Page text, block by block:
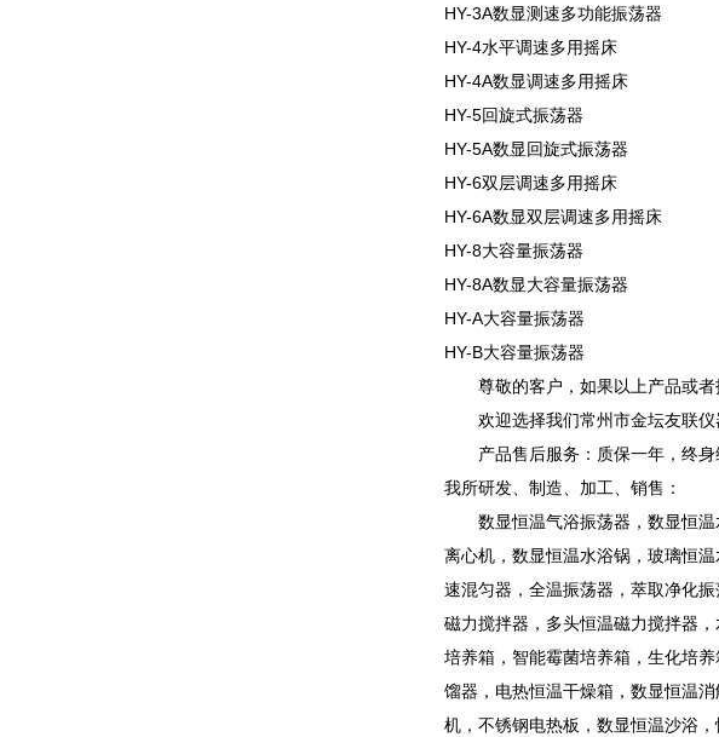
HY-3A数显测速多功能振荡器
HY-4水平调速多用摇床
HY-4A数显调速多用摇床
HY-5回旋式振荡器
HY-5A数显回旋式振荡器
HY-6双层调速多用摇床
HY-6A数显双层调速多用摇床
HY-8大容量振荡器
HY-8A数显大容量振荡器
HY-A大容量振荡器
HY-B大容量振荡器
尊敬的客户，如果以上产品或
欢迎选择我们常州市金坛友联仪
产品售后服务：质保一年，终身
我所研发、制造、加工、销售：
数显恒温气浴振荡器，数显恒
离心机，数显恒温水浴锅，玻璃恒
速混匀器，全温振荡器，萃取净化
磁力搅拌器，多头恒温磁力搅拌器
培养箱，智能霉菌培养箱，生化培
馏器，电热恒温干燥箱，数显恒温
机，不锈钢电热板，数显恒温沙浴